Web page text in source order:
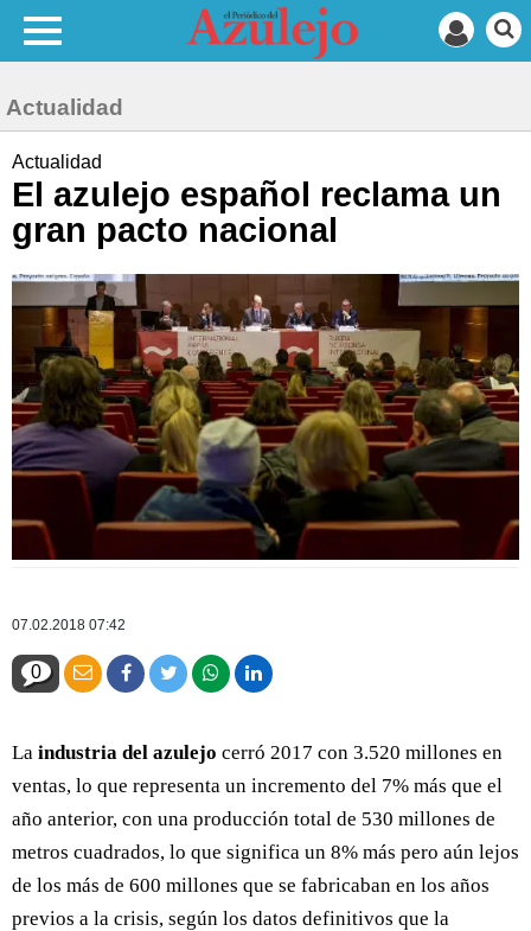
Actualidad
Actualidad
El azulejo español reclama un
gran pacto nacional
07.02.2018 07:42
0
La industria del azulejo cerró 2017 con 3.520 millones en
ventas, lo que representa un incremento del 7% más que el
año anterior, con una producción total de 530 millones de
metros cuadrados, lo que significa un 8% más pero aún lejos
de los más de 600 millones que se fabricaban en los años
previos a la crisis, según los datos definitivos que la